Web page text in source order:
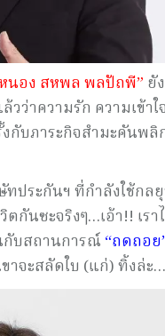
นอง สหพล พลปัถพี” ยั
วว่าความรัก ความเข้
กับภาระกิจสำมะคันพ
ทประกันฯ ที่กำลังใช้กล
กันซะจริงๆ…เอ้า!! เร
กับสถานการณ์ “ถดถอย
าจะสลัดใบ (แก่) ทิ้งล่ะ…